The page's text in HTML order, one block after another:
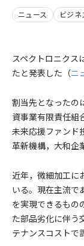
ニュース ビジネ
スペクトロニクス
たと発表した（ニ
割当先となったの
資事業有限責任組
未来応援ファンド
革新機構，大和企
近年，微細加工に
いる。現在主流で
を実現できるもの
た部品劣化に伴う
テナンスコストで